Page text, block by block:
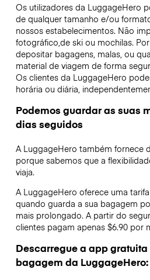
Os utilizadores da LuggageHero
de qualquer tamanho e/ou
nossos estabelecimentos. Não
fotográfico,de ski ou mochilas.
depositar bagagens, malas, ou
material de viagem de forma
Os clientes da LuggageHero
horária ou diária,
Podemos guardar as suas
dias seguidos
A LuggageHero também fornece
porque sabemos que a
viaja.
A LuggageHero oferece uma
quando guarda a sua bagagem
mais prolongado. A partir do
clientes pagam apenas $6.90 por
Descarregue a app
bagagem da LuggageHero: